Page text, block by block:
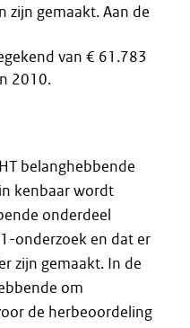
zijn gemaakt. Aan de
van € 61.783
2010.
belanghebbende
kenbaar wordt
onderdeel
onderzoek en dat er
zijn gemaakt. In de
om
de herbeoordeling